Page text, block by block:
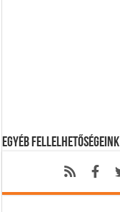
Egyéb fellelhetőségeink